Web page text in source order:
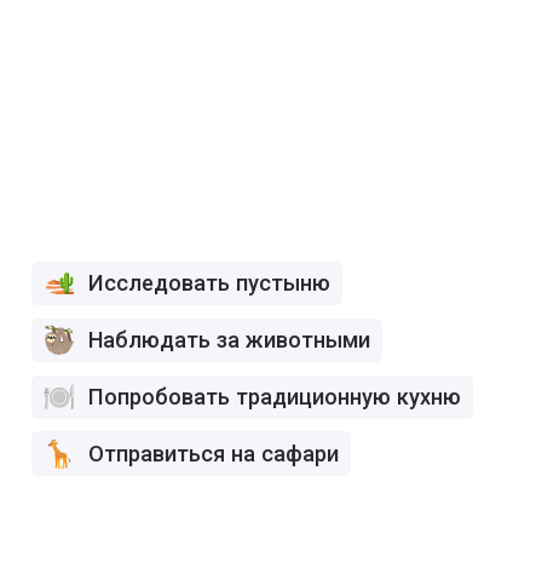
Исследовать пустыню
Наблюдать за животными
Попробовать традиционную кухню
Отправиться на сафари